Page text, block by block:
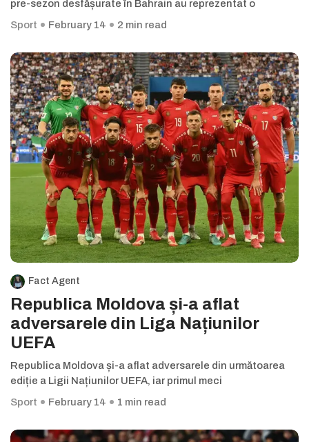
pre-sezon desfășurate în Bahrain au reprezentat o
Sport
February 14 2 min read
Fact Agent
Republica Moldova și-a aflat
adversarele din Liga Națiunilor
UEFA
Republica Moldova și-a aflat adversarele din următoarea
ediție a Ligii Națiunilor UEFA, iar primul meci
Sport
February 14 1 min read